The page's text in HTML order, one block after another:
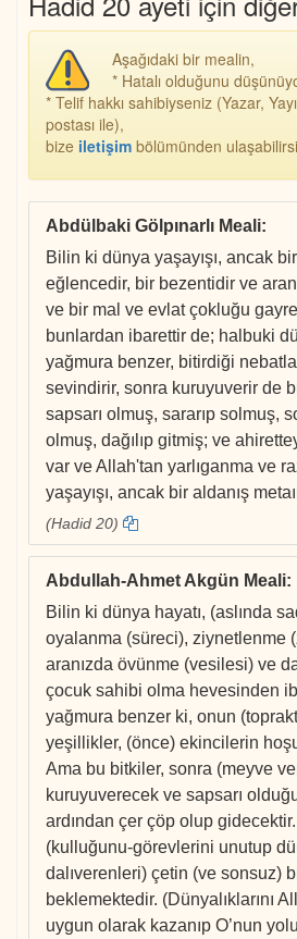
Aşağıdaki bir mealin,
* Hatalı olduğunu
* Telif hakkı sahibiyseniz (Yazar,
postası ile),
bize iletişim bölümünden
Abdülbaki Gölpınarlı Meali:
Bilin ki dünya yaşayışı, ancak
eğlencedir, bir bezentidir ve
ve bir mal ve evlat çokluğu
bunlardan ibarettir de; halbuki
yağmura benzer, bitirdiği
sevindirir, sonra kuruyuverir de
sapsarı olmuş, sararıp solmuş,
olmuş, dağılıp gitmiş; ve
var ve Allah'tan yarlıganma ve
yaşayışı, ancak bir aldanış
(Hadid 20)
Abdullah-Ahmet Akgün Meali:
Bilin ki dünya hayatı, (aslında
oyalanma (süreci), ziynetlenme
aranızda övünme (vesilesi) ve
çocuk sahibi olma hevesinden
yağmura benzer ki, onun
yeşillikler, (önce) ekincilerin
Ama bu bitkiler, sonra (meyve
kuruyuverecek ve sapsarı
ardından çer çöp olup
(kulluğunu-görevlerini unutup
dalıverenleri) çetin (ve sonsuz)
beklemektedir. (Dünyalıklarını
uygun olarak kazanıp O’nun